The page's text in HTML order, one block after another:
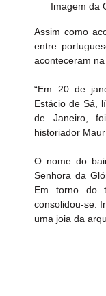
Imagem da
Assim como
entre
aconteceram
“Em 20 de
Estácio de Sá,
de Janeiro,
historiador
O nome do
Senhora da
Em torno do
consolidou-se.
uma joia da